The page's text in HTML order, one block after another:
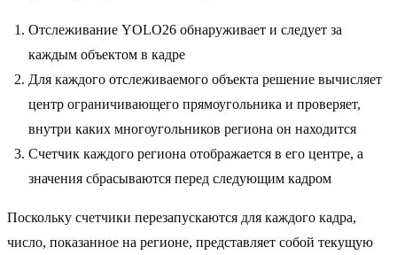
Отслеживание YOLO26 обнаруживает и следует за
каждым объектом в кадре
Для каждого отслеживаемого объекта решение вычисляет
центр ограничивающего прямоугольника и проверяет,
внутри каких многоугольников региона он находится
Счетчик каждого региона отображается в его центре, а
значения сбрасываются перед следующим кадром
Поскольку счетчики перезапускаются для каждого кадра,
число, показанное на регионе, представляет собой текущую